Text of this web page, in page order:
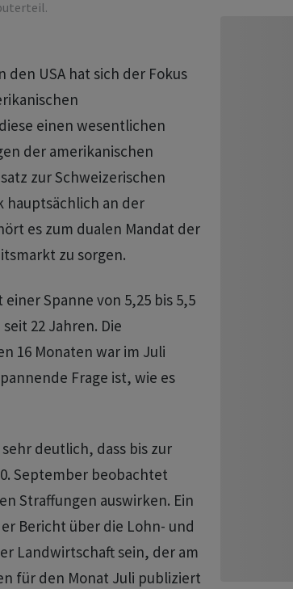
USA hat sich der Fokus
einen wesentlichen
der amerikanischen
zur Schweizerischen
hauptsächlich an der
es zum dualen Mandat der
zu sorgen.
Spanne von 5,25 bis 5,5
22 Jahren. Die
16 Monaten war im Juli
Frage ist, wie es
deutlich, dass bis zur
September beobachtet
Straffungen auswirken. Ein
Bericht über die Lohn- und
Landwirtschaft sein, der am
für den Monat Juli publiziert